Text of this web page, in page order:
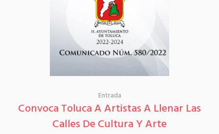
Entrada
Convoca Toluca A Artistas A Llenar Las
Calles De Cultura Y Arte